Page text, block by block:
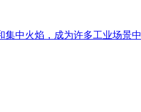
中火焰，成为许多工业场景